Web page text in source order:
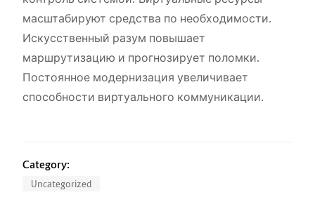
масштабируют средства по необходимости.
Искусственный разум повышает
маршрутизацию и прогнозирует поломки.
Постоянное модернизация увеличивает
способности виртуального коммуникации.
Category:
Uncategorized